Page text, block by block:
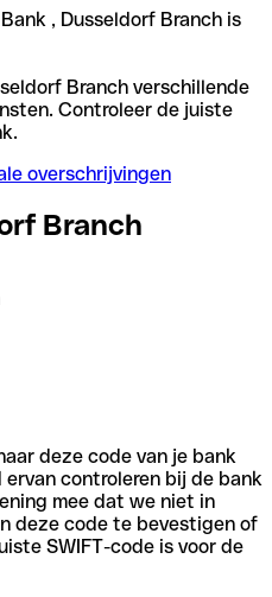
, Dusseldorf Branch is
Branch verschillende
Controleer de juiste
overschrijvingen
Branch
deze code van je bank
controleren bij de bank
mee dat we niet in
deze code te bevestigen of
SWIFT-code is voor de